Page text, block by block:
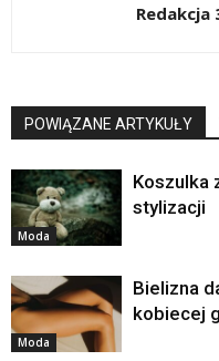
POWIĄZANE ARTYKUŁY
Moda
Koszulka
stylizacji
Moda
Bielizna
kobiecej